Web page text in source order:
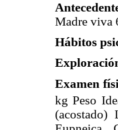
Madre viva
Hábitos
Examen
kg Peso
(acostado)